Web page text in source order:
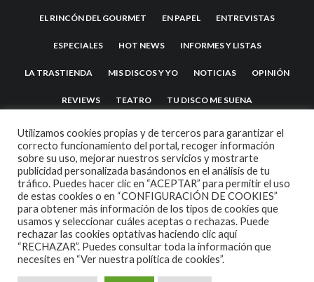
EL RINCÓN DEL GOURMET EN PAPEL ENTREVISTAS
ESPECIALES HOT NEWS INFORMES Y LISTAS
LA TRASTIENDA MIS DISCOS Y YO NOTICIAS OPINIÓN
REVIEWS TEATRO TU DISCO ME SUENA
2007 COPYRIGHT -CODETIPITHEME
Utilizamos cookies propias y de terceros para garantizar el
correcto funcionamiento del portal, recoger información
sobre su uso, mejorar nuestros servicios y mostrarte
publicidad personalizada basándonos en el análisis de tu
tráfico. Puedes hacer clic en “ACEPTAR” para permitir el uso
de estas cookies o en “CONFIGURACIÓN DE COOKIES”
para obtener más información de los tipos de cookies que
usamos y seleccionar cuáles aceptas o rechazas. Puede
rechazar las cookies optativas haciendo clic aquí
“RECHAZAR”. Puedes consultar toda la información que
necesites en “Ver nuestra política de cookies”.